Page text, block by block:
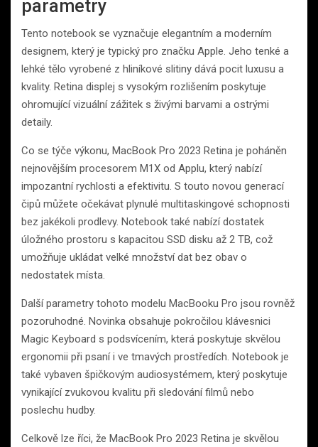
parametry
Tento notebook se vyznačuje elegantním a moderním
designem, který je typický pro značku Apple. Jeho tenké a
lehké tělo vyrobené z hliníkové slitiny dává pocit luxusu a
kvality. Retina displej s vysokým rozlišením poskytuje
ohromující vizuální zážitek s živými barvami a ostrými
detaily.
Co se týče výkonu, MacBook Pro 2023 Retina je poháněn
nejnovějším procesorem M1X od Applu, který nabízí
impozantní rychlosti a efektivitu. S touto novou generací
čipů můžete očekávat plynulé multitaskingové schopnosti
bez jakékoli prodlevy. Notebook také nabízí dostatek
úložného prostoru s kapacitou SSD disku až 2 TB, což
umožňuje ukládat velké množství dat bez obav o
nedostatek místa.
Další parametry tohoto modelu MacBooku Pro jsou rovněž
pozoruhodné. Novinka obsahuje pokročilou klávesnici
Magic Keyboard s podsvícením, která poskytuje skvělou
ergonomii při psaní i ve tmavých prostředích. Notebook je
také vybaven špičkovým audiosystémem, který poskytuje
vynikající zvukovou kvalitu při sledování filmů nebo
poslechu hudby.
Celkově lze říci, že MacBook Pro 2023 Retina je skvělou